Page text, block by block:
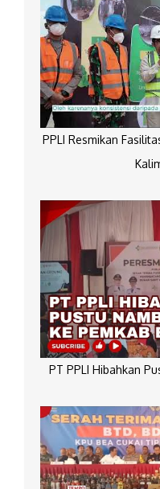
PPLI Resmikan
PT PPLI Hibahkan